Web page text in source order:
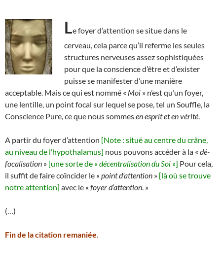
Le foyer d’attention se situe dans le
cerveau, cela parce qu’il referme les seules
structures nerveuses assez sophistiquées
pour que la conscience d’être et d’exister
puisse se manifester d’une manière
acceptable. Mais ce qui est nommé « Moi » n’est qu’un foyer,
une lentille, un point focal sur lequel se pose, tel un Souffle, la
Conscience Pure, ce que nous sommesen esprit et en vérité
A partir du foyer d’attention [Note : situé au centre du crâne,
au niveau de l’hypothalamus] nous pouvons accéder à la « dé-
focalisation » [une sorte de « décentralisation du Soi »] Pour cela,
il suffit de faire coïncider le « point d’attention » [là où se trouve
notre attention] avec le « foyer d’attention . »
(…)
Fin de la citation remaniée